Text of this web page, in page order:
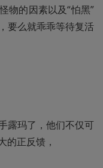
物的因素以及“怕黑”
要么就乖乖等待复活
露玛了，他们不仅可
的正反馈，